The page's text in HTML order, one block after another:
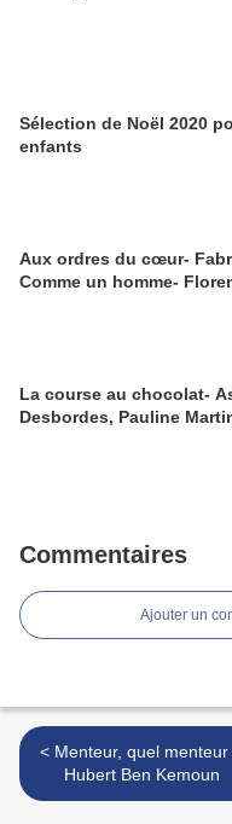
Sélection de Noël 2020
enfants
Aux ordres du cœur-
Comme un homme-
La course au chocolat-
Desbordes, Pauline
Commentaires
Ajouter un
< Menteur, quel menteur !-
Hubert Ben Kemoun